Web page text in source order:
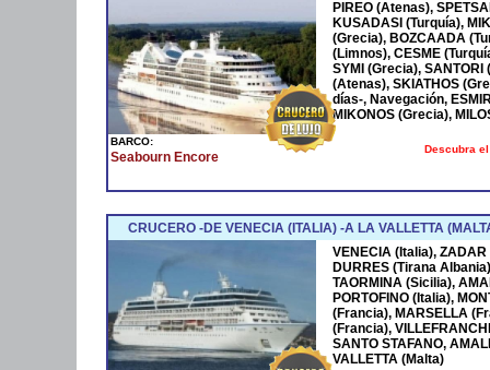
BARCO:
Seabourn Encore
PIREO (Atenas),
KUSADASI (Turquía),
(Grecia), BOZCAADA
(Limnos), CESME
SYMI (Grecia), SANTORI
(Atenas), SKIATHOS
días-, Navegación,
MIKONOS (Grecia),
Descubra
CRUCERO -DE VENECIA (ITALIA) -A LA VALLETTA
VENECIA (Italia),
DURRES (Tirana
TAORMINA (Sicilia),
PORTOFINO (Italia),
(Francia), MARSELLA
(Francia),
SANTO STAFANO,
VALLETTA (Malta)